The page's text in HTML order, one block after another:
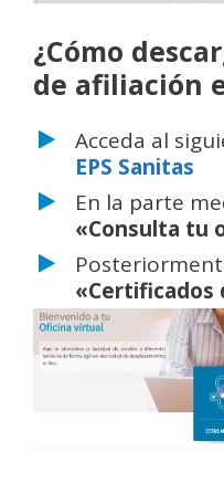
¿Cómo
de afiliación
Acceda al
EPS Sanitas
En la parte
«Consulta tu
«Certificados